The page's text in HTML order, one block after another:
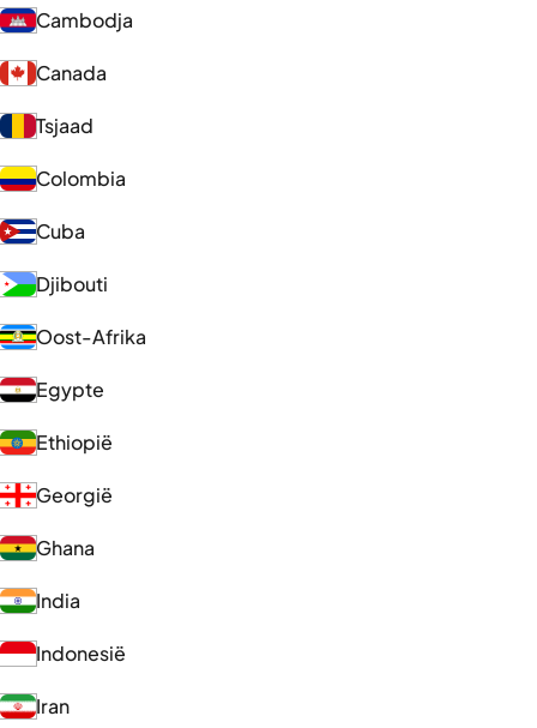
Cambodja
Canada
Tsjaad
Colombia
Cuba
Djibouti
Oost-Afrika
Egypte
Ethiopië
Georgië
Ghana
India
Indonesië
Iran